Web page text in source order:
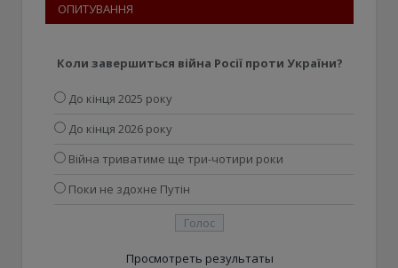
ОПИТУВАННЯ
Коли завершиться війна Росії проти України?
До кінця 2025 року
До кінця 2026 року
Війна триватиме ще три-чотири роки
Поки не здохне Путін
Просмотреть результаты